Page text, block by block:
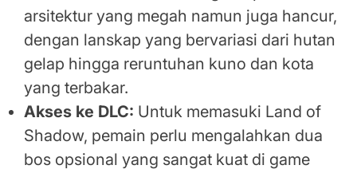
arsitektur yang megah namun juga hancur,
dengan lanskap yang bervariasi dari hutan
gelap hingga reruntuhan kuno dan kota
yang terbakar.
Akses ke DLC: Untuk memasuki Land of
Shadow, pemain perlu mengalahkan dua
bos opsional yang sangat kuat di game